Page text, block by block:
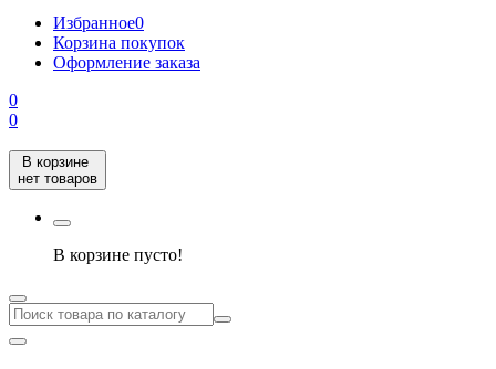
Избранное0
Корзина покупок
Оформление заказа
0
0
В корзине
нет товаров
В корзине пусто!